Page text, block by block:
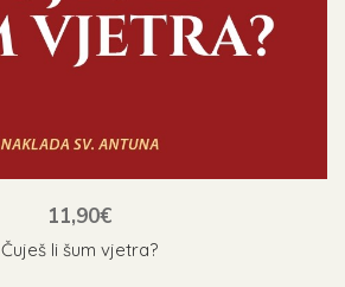
Čuješ li šum vjetra?
11,90€